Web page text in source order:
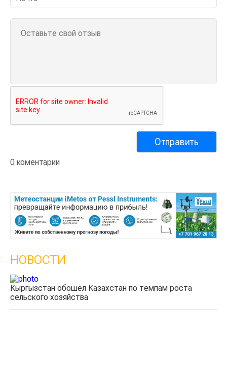
0 коментарии
НОВОСТИ
Кыргызстан обошел Казахстан по темпам роста
сельского хозяйства